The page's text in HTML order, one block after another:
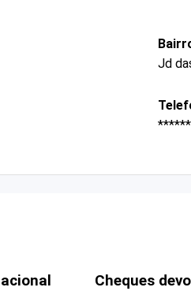
Jd
Cheques